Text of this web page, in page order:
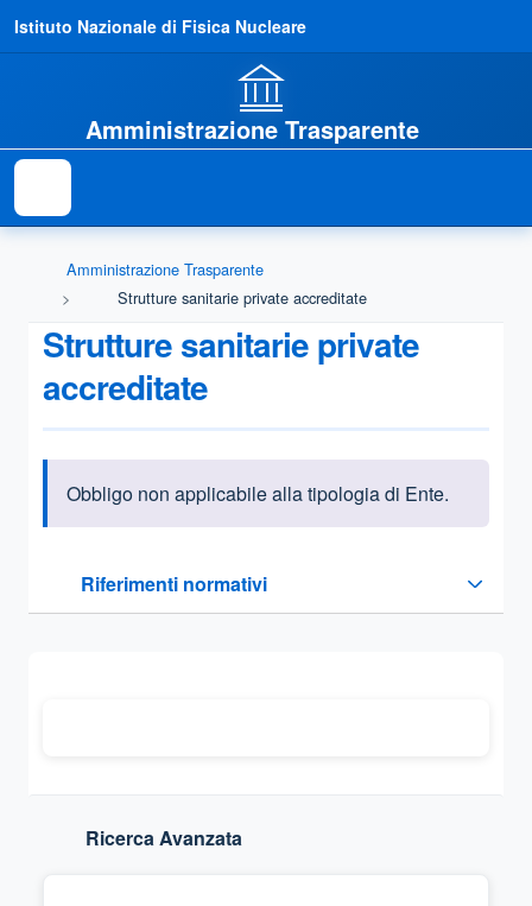
Istituto Nazionale di Fisica Nucleare
Amministrazione Trasparente
Amministrazione Trasparente
Strutture sanitarie private accreditate
Strutture sanitarie private
accreditate
Informazioni introduttive
Obbligo non applicabile alla tipologia di Ente.
Riferimenti normativi
Sezione compressa
Ricerca Avanzata